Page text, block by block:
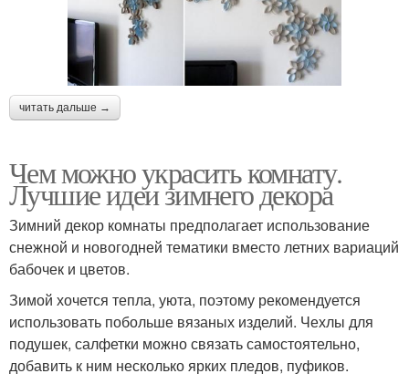
читать дальше →
Чем можно украсить комнату.
Лучшие идеи зимнего декора
Зимний декор комнаты предполагает использование
снежной и новогодней тематики вместо летних вариаций
бабочек и цветов.
Зимой хочется тепла, уюта, поэтому рекомендуется
использовать побольше вязаных изделий. Чехлы для
подушек, салфетки можно связать самостоятельно,
добавить к ним несколько ярких пледов, пуфиков.